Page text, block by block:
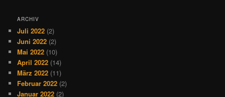
ARCHIV
Juli 2022 (2)
Juni 2022 (2)
Mai 2022 (10)
April 2022 (14)
März 2022 (11)
Februar 2022 (2)
Januar 2022 (2)